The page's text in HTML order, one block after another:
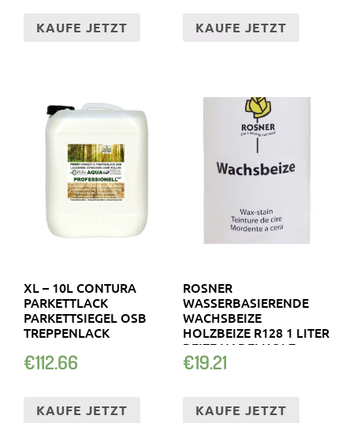
KAUFE JETZT KAUFE JETZT
XL – 10L CONTURA
PARKETTLACK
PARKETTSIEGEL OSB
TREPPENLACK
€112.66
KAUFE JETZT
ROSNER
WASSERBASIERENDE
WACHSBEIZE
HOLZBEIZE R128 1 LITER
BEIZE NADELHOLZ
€19.21
KAUFE JETZT